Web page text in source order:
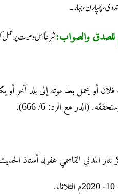
چمپارن، بہار۔
للصدق والصواب:شرعاً اس وصیت پر عمل
أو يحمل بعد موته إلى بلد آخر أو
(الدر مع الرد: 6/ 666).
المدني القاسمي غفرله أستاذ